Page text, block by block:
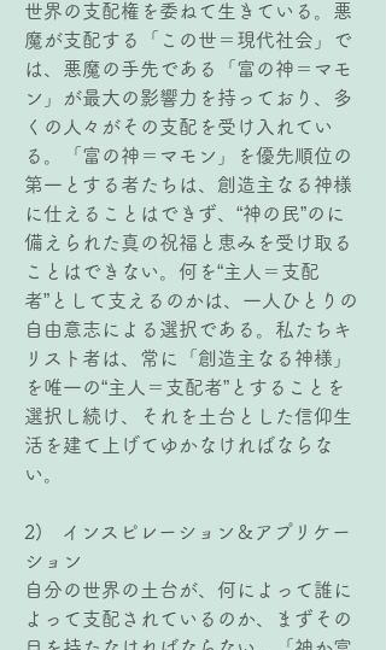
世界の支配権を委ねて生きている。悪
魔が支配する「この世＝現代社会」で
は、悪魔の手先である「富の神＝マモ
ン」が最大の影響力を持っており、多
くの人々がその支配を受け入れてい
る。「富の神＝マモン」を優先順位の
第一とする者たちは、創造主なる神様
に仕えることはできず、“神の民”のに
備えられた真の祝福と恵みを受け取る
ことはできない。何を“主人＝支配
者”として支えるのかは、一人ひとりの
自由意志による選択である。私たちキ
リスト者は、常に「創造主なる神様」
を唯一の“主人＝支配者”とすることを
選択し続け、それを土台とした信仰生
活を建て上げてゆかなければならな
い。
2)   インスピレーション＆アプリケー
ション
自分の世界の土台が、何によって誰に
よって支配されているのか、まずその